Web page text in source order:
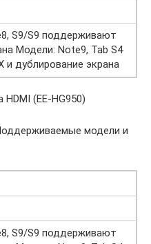
S9/S9 поддерживают
Модели: Note9, Tab S4
дублирование экрана
(EE-HG950)
модели и
S9/S9 поддерживают